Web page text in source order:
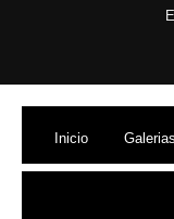
Inicio Galerias